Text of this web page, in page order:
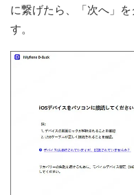
に繋げたら、「次へ」
す。